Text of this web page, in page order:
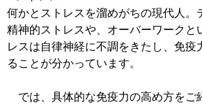
何かとストレスを溜めがちの現代人。
精神的ストレスや、オーバーワークと
レスは自律神経に不調をきたし、免疫
ることが分かっています。
では、具体的な免疫力の高め方をご